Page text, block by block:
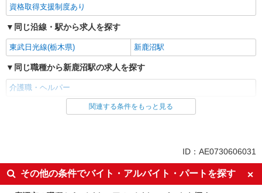
資格取得支援制度あり
同じ沿線・駅から求人を探す
東武日光線(栃木県) 新鹿沼駅
同じ職種から新鹿沼駅の求人を探す
介護職・ヘルパー
同じ雇用形態から新鹿沼駅の求人を探す
入社日応相談
未経験歓迎
経験者・有資格者歓迎
新卒・第二新卒歓迎
関連する条件をもっと見る
ID：AE0730606031
その他の条件でバイト・アルバイト・パートを探す